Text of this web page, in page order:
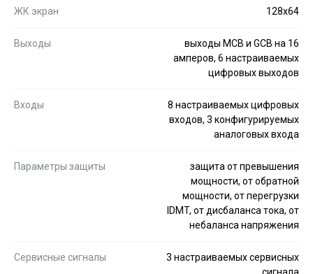
ЖК экран 128x64
Выходы
выходы MCB и GCB на 16
амперов, 6 настраиваемых
цифровых выходов
Входы
8 настраиваемых цифровых
входов, 3 конфигурируемых
аналоговых входа
Параметры защиты
защита от превышения
мощности, от обратной
мощности, от перегрузки
IDMT, от дисбаланса тока, от
небаланса напряжения
Сервисные сигналы
3 настраиваемых сервисных
сигнала